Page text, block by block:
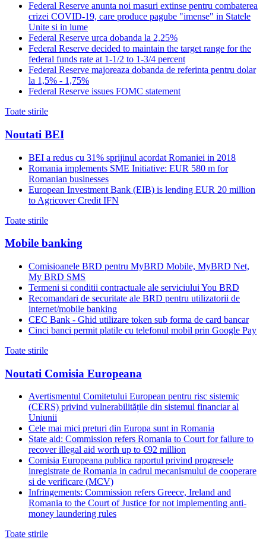
Federal Reserve anunta noi masuri extinse pentru combaterea
crizei COVID-19, care produce pagube "imense" in Statele
Unite si in lume
Federal Reserve urca dobanda la 2,25%
Federal Reserve decided to maintain the target range for the
federal funds rate at 1-1/2 to 1-3/4 percent
Federal Reserve majoreaza dobanda de referinta pentru dolar
la 1,5% - 1,75%
Federal Reserve issues FOMC statement
Toate stirile
Noutati BEI
BEI a redus cu 31% sprijinul acordat Romaniei in 2018
Romania implements SME Initiative: EUR 580 m for
Romanian businesses
European Investment Bank (EIB) is lending EUR 20 million
to Agricover Credit IFN
Toate stirile
Mobile banking
Comisioanele BRD pentru MyBRD Mobile, MyBRD Net,
My BRD SMS
Termeni si conditii contractuale ale serviciului You BRD
Recomandari de securitate ale BRD pentru utilizatorii de
internet/mobile banking
CEC Bank - Ghid utilizare token sub forma de card bancar
Cinci banci permit platile cu telefonul mobil prin Google Pay
Toate stirile
Noutati Comisia Europeana
Avertismentul Comitetului European pentru risc sistemic
(CERS) privind vulnerabilitățile din sistemul financiar al
Uniunii
Cele mai mici preturi din Europa sunt in Romania
State aid: Commission refers Romania to Court for failure to
recover illegal aid worth up to €92 million
Comisia Europeana publica raportul privind progresele
inregistrate de Romania in cadrul mecanismului de cooperare
si de verificare (MCV)
Infringements: Commission refers Greece, Ireland and
Romania to the Court of Justice for not implementing anti-
money laundering rules
Toate stirile